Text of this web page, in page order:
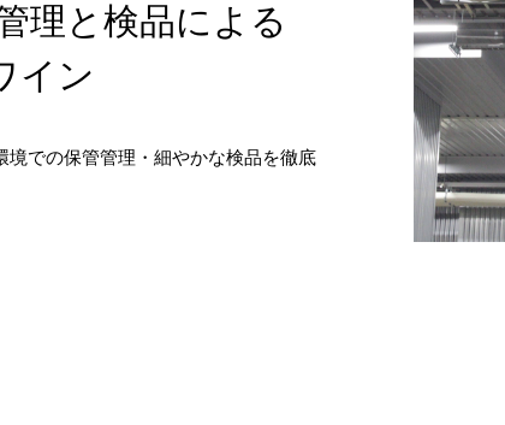
理と検品による
イン
境での保管管理・細やかな検品を徹底